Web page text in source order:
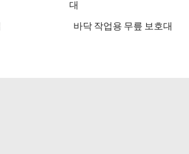
대
바닥 작업용 무릎 보호대